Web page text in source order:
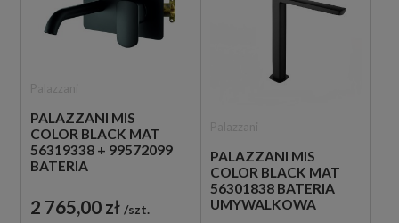
PALAZZANI MIS
COLOR BLACK MAT
56319338 + 99572099
BATERIA
PODTYNKOWA
JEDNOUCHWYTOWA
2 765,00 zł szt.
PALAZZANI MIS
COLOR BLACK MAT
56301838 BATERIA
UMYWALKOWA